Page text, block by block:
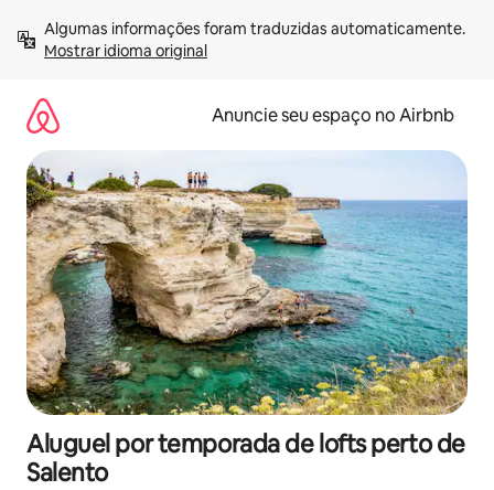
para
Mostrar idioma original
Anuncie seu espaço no Airbnb
Aluguel por temporada de lofts perto de
Salento